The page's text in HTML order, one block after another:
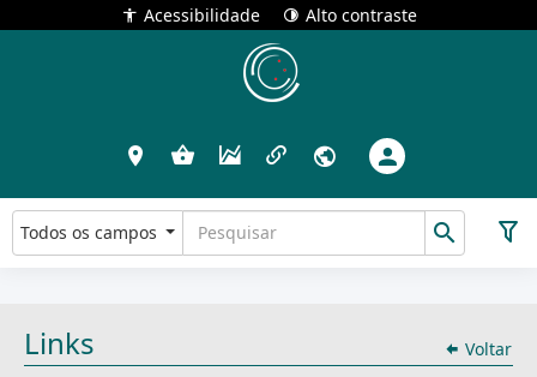
Acessibilidade Alto contraste
Todos os campos
Links Voltar